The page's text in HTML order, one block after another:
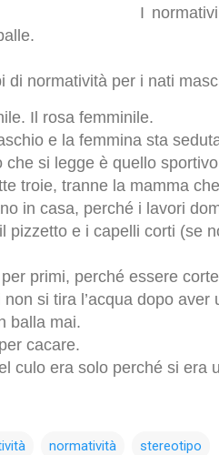
I
di normatività per i nati
Il rosa femminile.
e la femmina sta
che si legge è quello
troie, tranne la mamma
in casa, perché i lavori
pizzetto e i capelli corti (se
primi, perché essere
si tira l’acqua dopo
balla mai.
cacare.
culo era solo perché si era
normatività
stereotipo